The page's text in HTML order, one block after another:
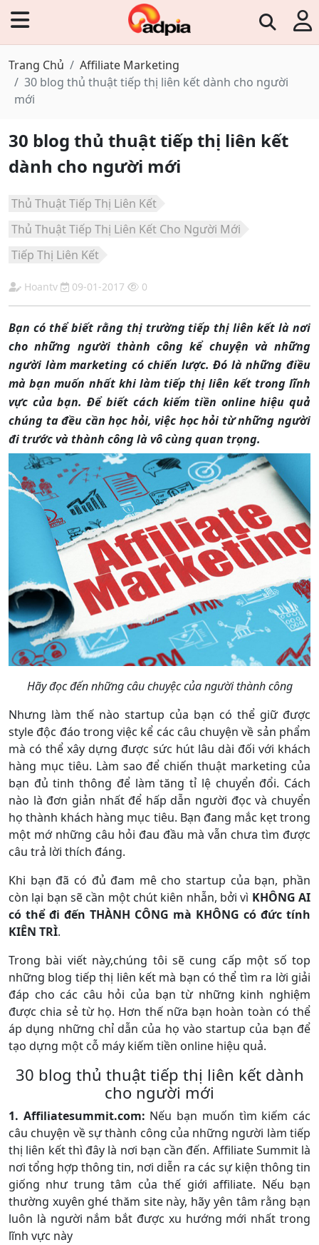
Trang Chủ
Affiliate Marketing
30 blog thủ thuật tiếp thị liên kết dành cho người
mới
30 blog thủ thuật tiếp thị liên kết
dành cho người mới
Thủ Thuật Tiếp Thị Liên Kết
Thủ Thuật Tiếp Thị Liên Kết Cho Người Mới
Tiếp Thị Liên Kết
Hoantv 09-01-2017 0
Bạn có thể biết rằng thị trường tiếp thị liên kết là nơi
cho những người thành công kể chuyện và những
người làm marketing có chiến lược. Đó là những điều
mà bạn muốn nhất khi làm tiếp thị liên kết trong lĩnh
vực của bạn. Để biết cách kiếm tiền online hiệu quả
chúng ta đều cần học hỏi, việc học hỏi từ những người
đi trước và thành công là vô cùng quan trọng.
Hãy đọc đến những câu chuyệc của người thành công
Nhưng làm thế nào startup của bạn có thể giữ được
style độc đáo trong việc kể các câu chuyện về sản phẩm
mà có thể xây dựng được sức hút lâu dài đối với khách
hàng mục tiêu. Làm sao để chiến thuật marketing của
bạn đủ tinh thông để làm tăng tỉ lệ chuyển đổi. Cách
nào là đơn giản nhất để hấp dẫn người đọc và chuyển
họ thành khách hàng mục tiêu. Bạn đang mắc kẹt trong
một mớ những câu hỏi đau đầu mà vẫn chưa tìm được
câu trả lời thích đáng.
Khi bạn đã có đủ đam mê cho startup của bạn, phần
còn lại bạn sẽ cần một chút kiên nhẫn, bởi vì KHÔNG AI
có thể đi đến THÀNH CÔNG mà KHÔNG có đức tính
KIÊN TRÌ.
Trong bài viết này,chúng tôi sẽ cung cấp một số top
những blog tiếp thị liên kết mà bạn có thể tìm ra lời giải
đáp cho các câu hỏi của bạn từ những kinh nghiệm
được chia sẻ từ họ. Hơn thế nữa bạn hoàn toàn có thể
áp dụng những chỉ dẫn của họ vào startup của bạn để
tạo dựng một cỗ máy kiếm tiền online hiệu quả.
30 blog thủ thuật tiếp thị liên kết dành
cho người mới
1. Affiliatesummit.com: Nếu bạn muốn tìm kiếm các
câu chuyện về sự thành công của những người làm tiếp
thị liên kết thì đây là nơi bạn cần đến. Affiliate Summit là
nơi tổng hợp thông tin, nơi diễn ra các sự kiện thông tin
giống như trung tâm của thế giới affiliate. Nếu bạn
thường xuyên ghé thăm site này, hãy yên tâm rằng bạn
luôn là người nắm bắt được xu hướng mới nhất trong
lĩnh vực này